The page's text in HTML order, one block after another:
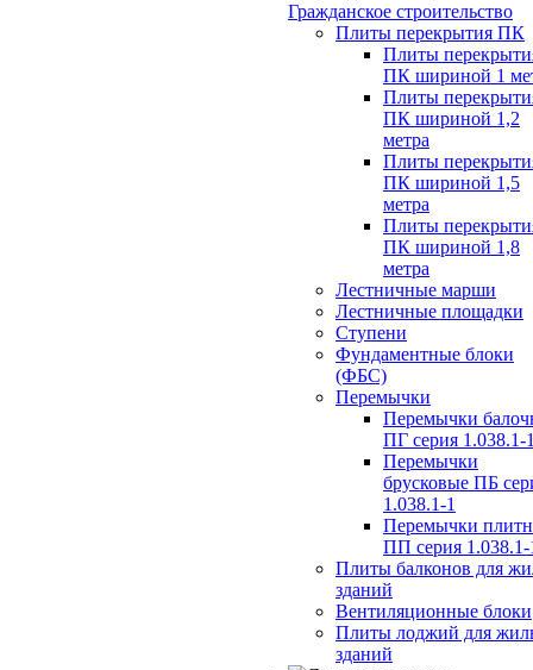
Гражданское строительство
Плиты перекрытия ПК
Плиты
ПК шириной 1
Плиты
ПК шириной 1,2
метра
Плиты
ПК шириной 1,5
метра
Плиты
ПК шириной 1,8
метра
Лестничные марши
Лестничные площадки
Ступени
Фундаментные блоки
(ФБС)
Перемычки
Перемычки
ПГ серия 1.038.1-
Перемычки
брусковые ПБ
1.038.1-1
Перемычки
ПП серия 1.038.1-
Плиты балконов для
зданий
Вентиляционные блоки
Плиты лоджий для
зданий